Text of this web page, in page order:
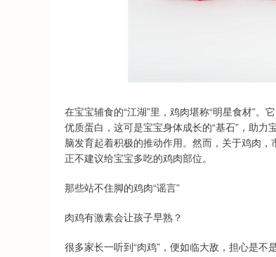
在宝宝辅食的“江湖”里，鸡肉堪称“明星食材”
优质蛋白，这可是宝宝身体成长的“基石”，助
脑发育起着积极的推动作用。然而，关于鸡肉
正不建议给宝宝多吃的鸡肉部位。
那些站不住脚的鸡肉“谣言”
肉鸡有激素会让孩子早熟？
很多家长一听到“肉鸡”，便如临大敌，担心是